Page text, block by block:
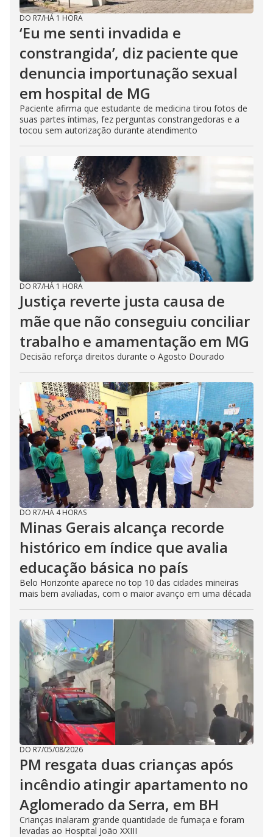
DO R7/HÁ 1 HORA
‘Eu me senti invadida e
constrangida’, diz paciente que
denuncia importunação sexual
em hospital de MG
Paciente afirma que estudante de medicina tirou fotos de
suas partes íntimas, fez perguntas constrangedoras e a
tocou sem autorização durante atendimento
DO R7/HÁ 1 HORA
Justiça reverte justa causa de
mãe que não conseguiu conciliar
trabalho e amamentação em MG
Decisão reforça direitos durante o Agosto Dourado
DO R7/HÁ 4 HORAS
Minas Gerais alcança recorde
histórico em índice que avalia
educação básica no país
Belo Horizonte aparece no top 10 das cidades mineiras
mais bem avaliadas, com o maior avanço em uma década
DO R7/05/08/2026
PM resgata duas crianças após
incêndio atingir apartamento no
Aglomerado da Serra, em BH
Crianças inalaram grande quantidade de fumaça e foram
levadas ao Hospital João XXIII